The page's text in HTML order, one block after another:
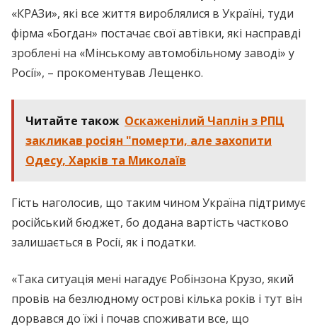
«КРАЗи», які все життя вироблялися в Україні, туди
фірма «Богдан» постачає свої автівки, які насправді
зроблені на «Мінському автомобільному заводі» у
Росії», – прокоментував Лещенко.
Читайте також Оскаженілий Чаплін з РПЦ
закликав росіян "померти, але захопити
Одесу, Харків та Миколаїв
Гість наголосив, що таким чином Україна підтримує
російський бюджет, бо додана вартість частково
залишається в Росії, як і податки.
«Така ситуація мені нагадує Робінзона Крузо, який
провів на безлюдному острові кілька років і тут він
дорвався до їжі і почав споживати все, що